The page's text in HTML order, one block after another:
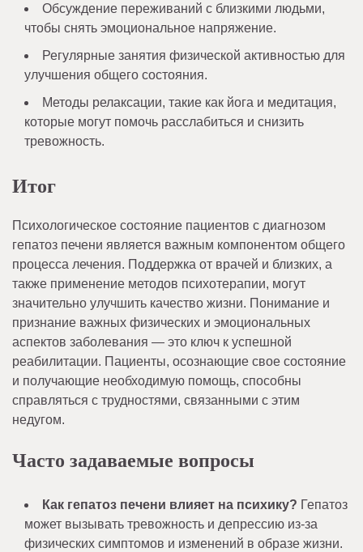
Обсуждение переживаний с близкими людьми,
чтобы снять эмоциональное напряжение.
Регулярные занятия физической активностью для
улучшения общего состояния.
Методы релаксации, такие как йога и медитация,
которые могут помочь расслабиться и снизить
тревожность.
Итог
Психологическое состояние пациентов с диагнозом
гепатоз печени является важным компонентом общего
процесса лечения. Поддержка от врачей и близких, а
также применение методов психотерапии, могут
значительно улучшить качество жизни. Понимание и
признание важных физических и эмоциональных
аспектов заболевания — это ключ к успешной
реабилитации. Пациенты, осознающие свое состояние
и получающие необходимую помощь, способны
справляться с трудностями, связанными с этим
недугом.
Часто задаваемые вопросы
Как гепатоз печени влияет на психику? Гепатоз
может вызывать тревожность и депрессию из-за
физических симптомов и изменений в образе жизни.